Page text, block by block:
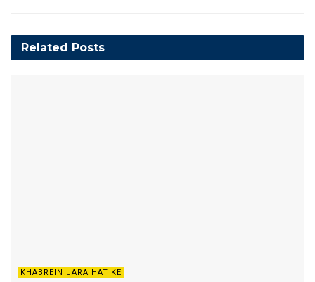
Related Posts
KHABREIN JARA HAT KE